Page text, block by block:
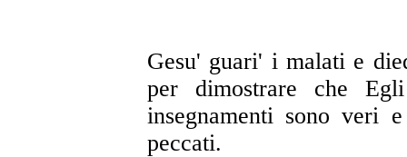
Gesu' guari' i malati e
per dimostrare che
insegnamenti sono veri
peccati.